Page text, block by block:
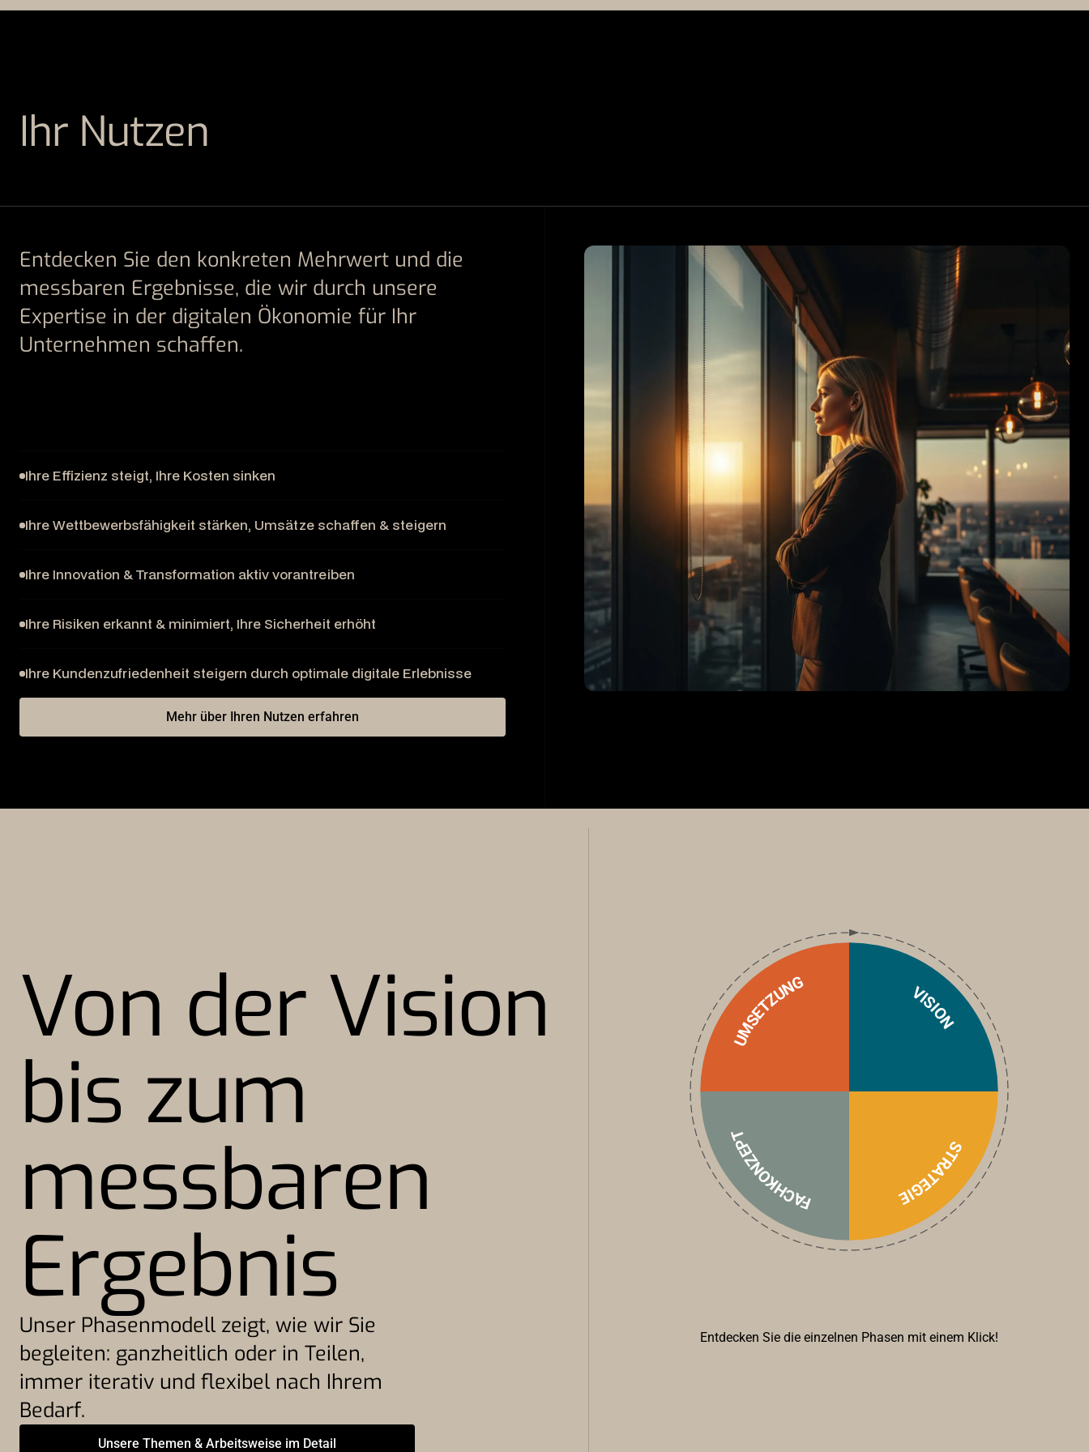
Ihr Nutzen
Entdecken Sie den konkreten Mehrwert und die
messbaren Ergebnisse, die wir durch unsere
Expertise in der digitalen Ökonomie für Ihr
Unternehmen schaffen.
Ihre Effizienz steigt, Ihre Kosten sinken
Ihre Wettbewerbsfähigkeit stärken, Umsätze schaffen & steigern
Ihre Innovation & Transformation aktiv vorantreiben
Ihre Risiken erkannt & minimiert, Ihre Sicherheit erhöht
Ihre Kundenzufriedenheit steigern durch optimale digitale Erlebnisse
Mehr über Ihren Nutzen erfahren
Von der Vision
bis zum
messbaren
Ergebnis
Unser Phasenmodell zeigt, wie wir Sie
begleiten: ganzheitlich oder in Teilen,
immer iterativ und flexibel nach Ihrem
Bedarf.
Unsere Themen & Arbeitsweise im Detail
VISION
STRATEGIE
FACHKONZEPT
UMSETZUNG
Entdecken Sie die einzelnen Phasen mit einem Klick!